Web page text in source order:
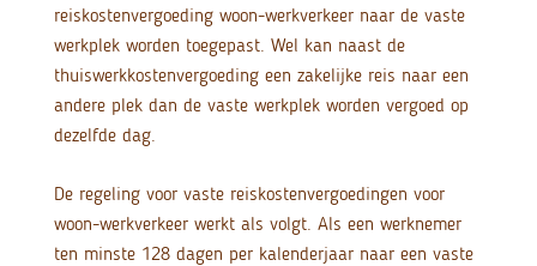
reiskostenvergoeding woon-werkverkeer naar de vaste
werkplek worden toegepast. Wel kan naast de
thuiswerkkostenvergoeding een zakelijke reis naar een
andere plek dan de vaste werkplek worden vergoed op
dezelfde dag.
De regeling voor vaste reiskostenvergoedingen voor
woon-werkverkeer werkt als volgt. Als een werknemer
ten minste 128 dagen per kalenderjaar naar een vaste